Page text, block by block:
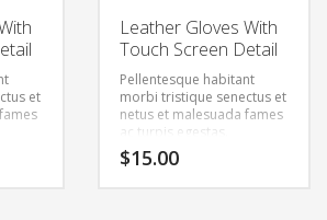
et
Leather Gloves With
Touch Screen Detail
Pellentesque habitant
morbi tristique senectus et
netus et malesuada fames
ac turpis egestas.
Vestibulum tortor quam,
feugiat vitae, ultricies eget,
$15.00